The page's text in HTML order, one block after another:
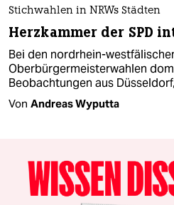
Stichwahlen in NRWs Städten
Herzkammer der SPD
Bei den nordrhein-
Oberbürgermeisterwahlen
Beobachtungen aus
Von Andreas Wyputta